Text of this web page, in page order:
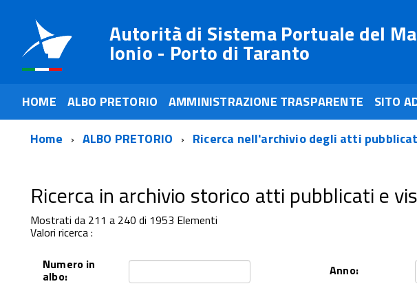
Autorità di Sistema Portuale del
Ionio - Porto di Taranto
HOME ALBO PRETORIO AMMINISTRAZIONE TRASPARENTE
SITO
Home
ALBO PRETORIO Ricerca nell'archivio degli atti
Ricerca in archivio storico atti pubblicati e
Mostrati da 211 a 240 di 1953 Elementi
Valori ricerca :
Numero in
albo: Anno: